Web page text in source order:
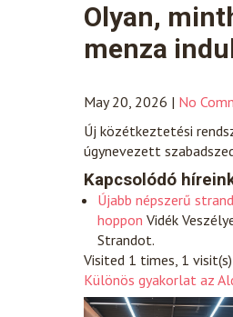
Olyan,
menza
May 20, 2026 | No
Új közétkeztetési
úgynevezett
Kapcsolódó
Újabb népszerű
hoppon Vidék
Strandot.
Visited 1 times, 1
Különös gyakorlat az